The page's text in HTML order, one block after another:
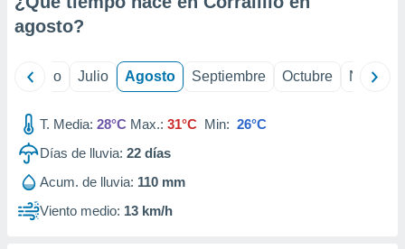
e
publicidad
publicidad
de
agosto?
Junio Julio Agosto Septiembre Octubre
T. Media: 28°C Max.: 31°C Min: 26°C
Días de lluvia: 22 días
Acum. de lluvia: 110 mm
Viento medio: 13 km/h